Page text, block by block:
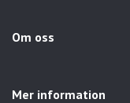
Om oss
Mer information